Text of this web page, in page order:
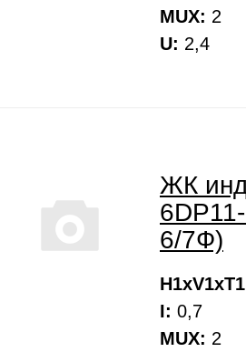
MUX: 2
U: 2,4
ЖК
6/7Ф)
I: 0,7
MUX: 2